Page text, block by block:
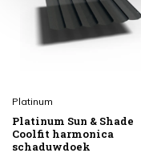
Platinum
Platinum Sun & Shade
Coolfit harmonica
schaduwdoek